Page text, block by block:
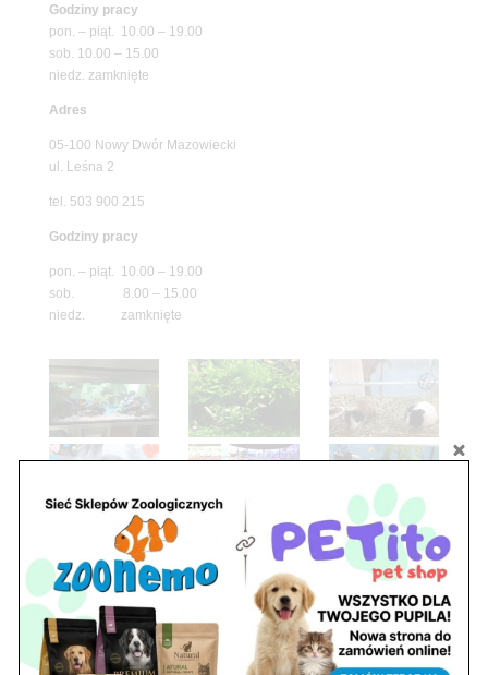
Godziny pracy
pon. – piąt. 10.00 – 19.00
sob. 10.00 – 15.00
niedz. zamknięte
Adres
05-100 Nowy Dwór Mazowiecki
ul. Leśna 2
tel. 503 900 215
Godziny pracy
pon. – piąt. 10.00 – 19.00
sob. 8.00 – 15.00
niedz. zamknięte